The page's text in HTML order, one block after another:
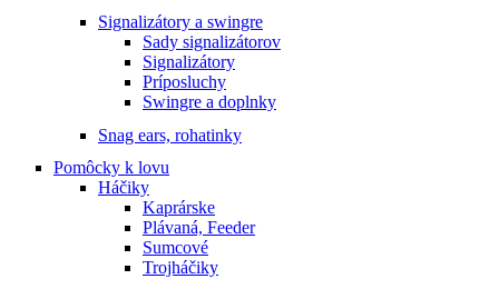
Signalizátory a swingre
Sady signalizátorov
Signalizátory
Príposluchy
Swingre a doplnky
Snag ears, rohatinky
Pomôcky k lovu
Háčiky
Kaprárske
Plávaná, Feeder
Sumcové
Trojháčiky